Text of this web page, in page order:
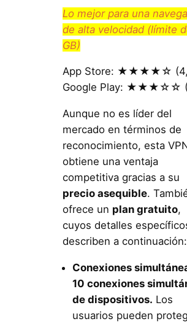
Lo mejor para una
de alta velocidad (límite
GB)
App Store: ★★★★☆
Google Play: ★★★☆☆
Aunque no es líder del
mercado en términos de
reconocimiento, esta
obtiene una ventaja
competitiva gracias a su
precio asequible.
ofrece un plan gratuito,
cuyos detalles
describen a continuación:
Conexiones
10 conexiones
de dispositivos. Los
usuarios pueden